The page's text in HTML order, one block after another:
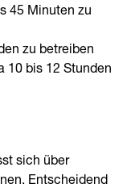
45 Minuten zu
zu betreiben
10 bis 12 Stunden
sich über
Entscheidend